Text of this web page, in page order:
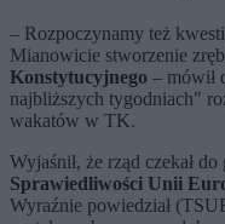
– Rozpoczynamy też
Mianowicie stworzenie
Konstytucyjnego – mówił
najbliższych tygodniach"
wakatów w TK.
Wyjaśnił, że rząd czekał
Sprawiedliwości Unii
Wyraźnie powiedział